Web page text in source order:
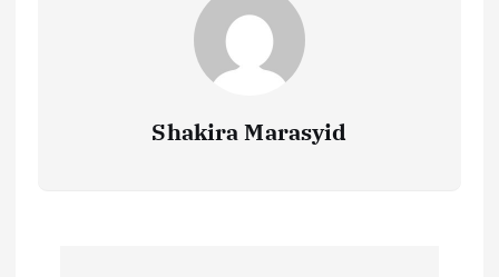
Shakira Marasyid